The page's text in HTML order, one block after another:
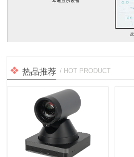
热品推荐 / HOT PRODUCT